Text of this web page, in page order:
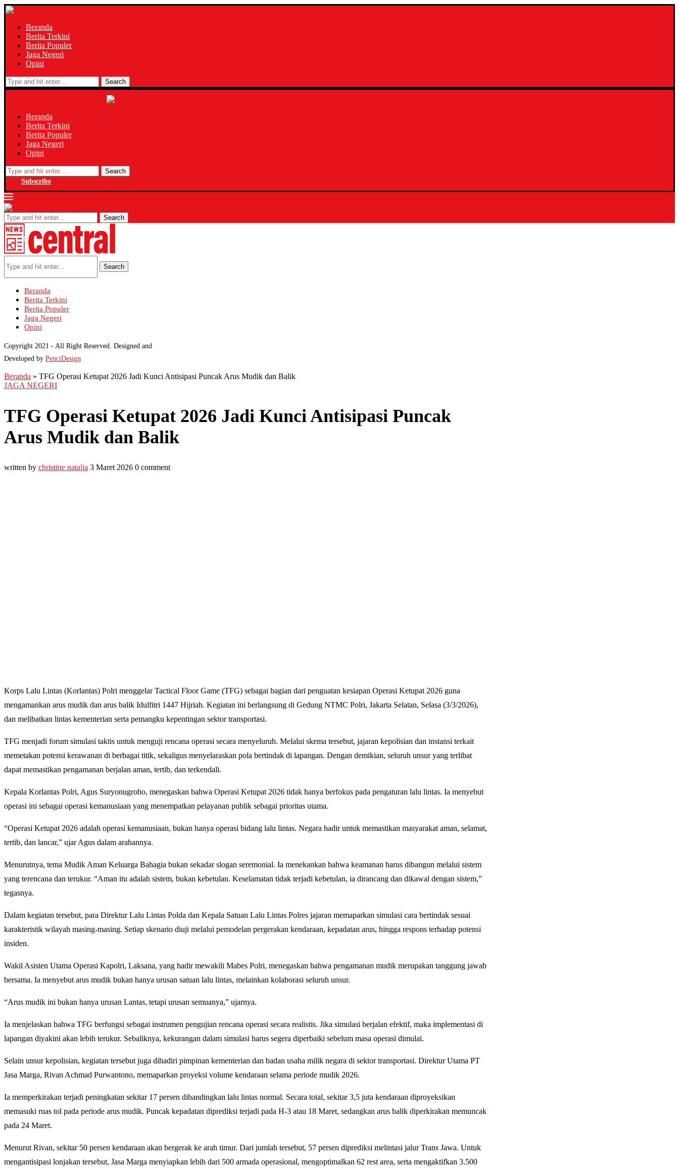
Beranda
Berita Terkini
Berita Populer
Jaga Negeri
Opini
Search
Beranda
Berita Terkini
Berita Populer
Jaga Negeri
Opini
Search
Subscribe
Search
Search
Beranda
Berita Terkini
Berita Populer
Jaga Negeri
Opini
Copyright 2021 - All Right Reserved. Designed and
Developed by PenciDesign
Beranda » TFG Operasi Ketupat 2026 Jadi Kunci Antisipasi Puncak Arus Mudik dan Balik
JAGA NEGERI
TFG Operasi Ketupat 2026 Jadi Kunci Antisipasi Puncak
Arus Mudik dan Balik
written by christine natalia 3 Maret 2026 0 comment
Korps Lalu Lintas (Korlantas) Polri menggelar Tactical Floor Game (TFG) sebagai bagian dari penguatan kesiapan Operasi Ketupat 2026 guna
mengamankan arus mudik dan arus balik Idulfitri 1447 Hijriah. Kegiatan ini berlangsung di Gedung NTMC Polri, Jakarta Selatan, Selasa (3/3/2026),
dan melibatkan lintas kementerian serta pemangku kepentingan sektor transportasi.
TFG menjadi forum simulasi taktis untuk menguji rencana operasi secara menyeluruh. Melalui skema tersebut, jajaran kepolisian dan instansi terkait
memetakan potensi kerawanan di berbagai titik, sekaligus menyelaraskan pola bertindak di lapangan. Dengan demikian, seluruh unsur yang terlibat
dapat memastikan pengamanan berjalan aman, tertib, dan terkendali.
Kepala Korlantas Polri, Agus Suryonugroho, menegaskan bahwa Operasi Ketupat 2026 tidak hanya berfokus pada pengaturan lalu lintas. Ia menyebut
operasi ini sebagai operasi kemanusiaan yang menempatkan pelayanan publik sebagai prioritas utama.
“Operasi Ketupat 2026 adalah operasi kemanusiaan, bukan hanya operasi bidang lalu lintas. Negara hadir untuk memastikan masyarakat aman, selamat,
tertib, dan lancar,” ujar Agus dalam arahannya.
Menurutnya, tema Mudik Aman Keluarga Bahagia bukan sekadar slogan seremonial. Ia menekankan bahwa keamanan harus dibangun melalui sistem
yang terencana dan terukur. “Aman itu adalah sistem, bukan kebetulan. Keselamatan tidak terjadi kebetulan, ia dirancang dan dikawal dengan sistem,”
tegasnya.
Dalam kegiatan tersebut, para Direktur Lalu Lintas Polda dan Kepala Satuan Lalu Lintas Polres jajaran memaparkan simulasi cara bertindak sesuai
karakteristik wilayah masing-masing. Setiap skenario diuji melalui pemodelan pergerakan kendaraan, kepadatan arus, hingga respons terhadap potensi
insiden.
Wakil Asisten Utama Operasi Kapolri, Laksana, yang hadir mewakili Mabes Polri, menegaskan bahwa pengamanan mudik merupakan tanggung jawab
bersama. Ia menyebut arus mudik bukan hanya urusan satuan lalu lintas, melainkan kolaborasi seluruh unsur.
“Arus mudik ini bukan hanya urusan Lantas, tetapi urusan semuanya,” ujarnya.
Ia menjelaskan bahwa TFG berfungsi sebagai instrumen pengujian rencana operasi secara realistis. Jika simulasi berjalan efektif, maka implementasi di
lapangan diyakini akan lebih terukur. Sebaliknya, kekurangan dalam simulasi harus segera diperbaiki sebelum masa operasi dimulai.
Selain unsur kepolisian, kegiatan tersebut juga dihadiri pimpinan kementerian dan badan usaha milik negara di sektor transportasi. Direktur Utama PT
Jasa Marga, Rivan Achmad Purwantono, memaparkan proyeksi volume kendaraan selama periode mudik 2026.
Ia memperkirakan terjadi peningkatan sekitar 17 persen dibandingkan lalu lintas normal. Secara total, sekitar 3,5 juta kendaraan diproyeksikan
memasuki ruas tol pada periode arus mudik. Puncak kepadatan diprediksi terjadi pada H-3 atau 18 Maret, sedangkan arus balik diperkirakan memuncak
pada 24 Maret.
Menurut Rivan, sekitar 50 persen kendaraan akan bergerak ke arah timur. Dari jumlah tersebut, 57 persen diprediksi melintasi jalur Trans Jawa. Untuk
mengantisipasi lonjakan tersebut, Jasa Marga menyiapkan lebih dari 500 armada operasional, mengoptimalkan 62 rest area, serta mengaktifkan 3.500